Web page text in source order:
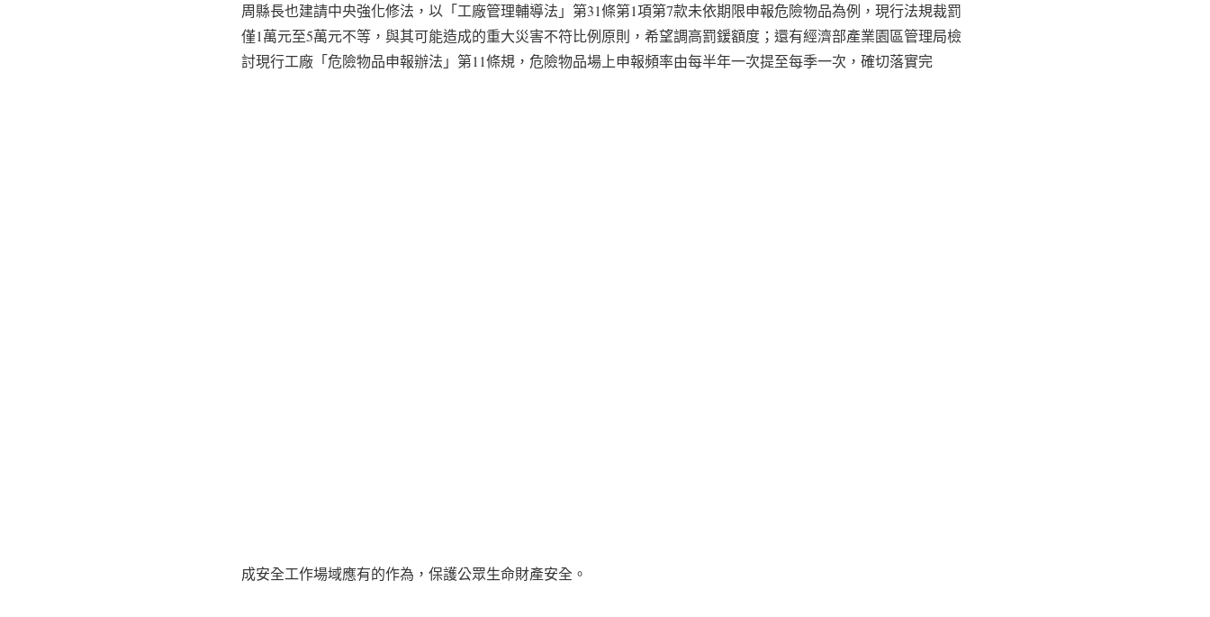
周縣長也建請中央強化修法，以「工廠管理輔導法」第31條第1項第7款未依期限申報危險物品為例，現行法規裁罰
僅1萬元至5萬元不等，與其可能造成的重大災害不符比例原則，希望調高罰鍰額度；還有經濟部產業園區管理局檢
討現行工廠「危險物品申報辦法」第11條規，危險物品場上申報頻率由每半年一次提至每季一次，確切落實完
成安全工作場域應有的作為，保護公眾生命財產安全。